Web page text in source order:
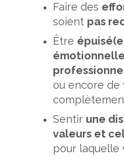
Faire des
soient pas
Être
ou encore de
Sentir une
valeurs et
pour laquelle